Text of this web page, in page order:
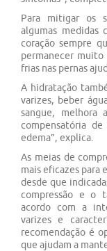
Para mitigar os
algumas medidas
coração sempre
permanecer
frias nas pernas
A hidratação
varizes, beber
sangue, melhora
compensatória
edema”, explica.
As meias de
mais eficazes para
desde que
compressão e o
acordo com a
varizes e
recomendação é
que ajudam a